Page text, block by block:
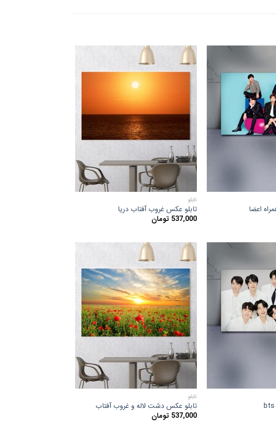
مندی
ها
تابلو
تابلو عکس غروب آفتاب دریا
537,000 تومان
به
افزودن
به
علاقه
مندی
ها
تابلو
تابلو عکس دشت لاله و غروب آفتاب
537,000 تومان